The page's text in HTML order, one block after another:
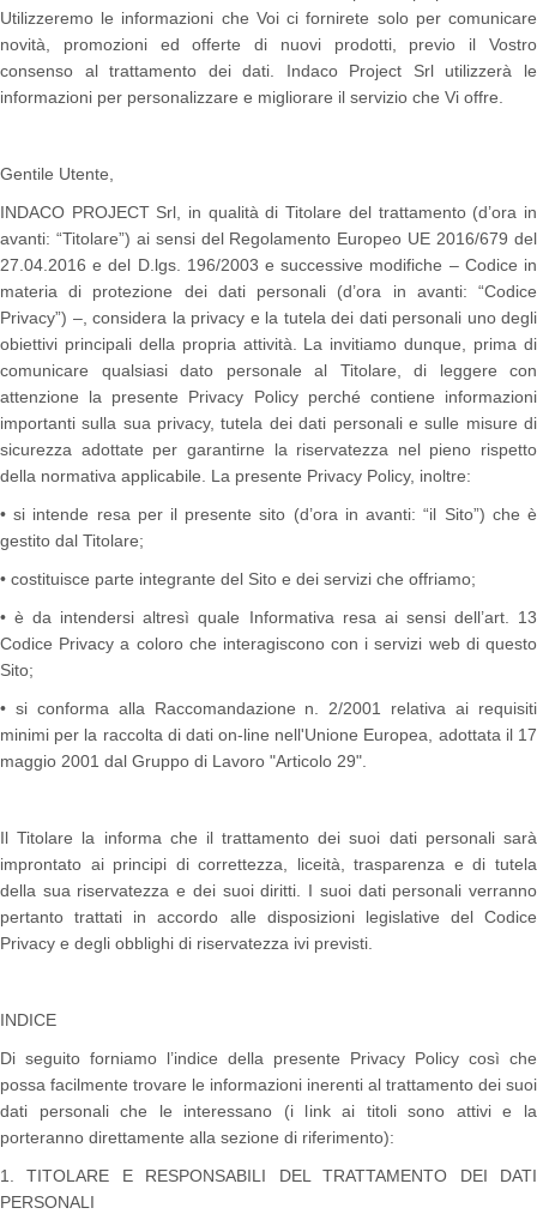
Utilizzeremo le informazioni che Voi ci fornirete solo per comunicare
novità, promozioni ed offerte di nuovi prodotti, previo il Vostro
consenso al trattamento dei dati. Indaco Project Srl utilizzerà le
informazioni per personalizzare e migliorare il servizio che Vi offre.
Gentile Utente,
INDACO PROJECT Srl, in qualità di Titolare del trattamento (d’ora in
avanti: “Titolare”) ai sensi del Regolamento Europeo UE 2016/679 del
27.04.2016 e del D.lgs. 196/2003 e successive modifiche – Codice in
materia di protezione dei dati personali (d’ora in avanti: “Codice
Privacy”) –, considera la privacy e la tutela dei dati personali uno degli
obiettivi principali della propria attività. La invitiamo dunque, prima di
comunicare qualsiasi dato personale al Titolare, di leggere con
attenzione la presente Privacy Policy perché contiene informazioni
importanti sulla sua privacy, tutela dei dati personali e sulle misure di
sicurezza adottate per garantirne la riservatezza nel pieno rispetto
della normativa applicabile. La presente Privacy Policy, inoltre:
• si intende resa per il presente sito (d’ora in avanti: “il Sito”) che è
gestito dal Titolare;
• costituisce parte integrante del Sito e dei servizi che offriamo;
• è da intendersi altresì quale Informativa resa ai sensi dell’art. 13
Codice Privacy a coloro che interagiscono con i servizi web di questo
Sito;
• si conforma alla Raccomandazione n. 2/2001 relativa ai requisiti
minimi per la raccolta di dati on-line nell'Unione Europea, adottata il 17
maggio 2001 dal Gruppo di Lavoro "Articolo 29".
Il Titolare la informa che il trattamento dei suoi dati personali sarà
improntato ai principi di correttezza, liceità, trasparenza e di tutela
della sua riservatezza e dei suoi diritti. I suoi dati personali verranno
pertanto trattati in accordo alle disposizioni legislative del Codice
Privacy e degli obblighi di riservatezza ivi previsti.
INDICE
Di seguito forniamo l’indice della presente Privacy Policy così che
possa facilmente trovare le informazioni inerenti al trattamento dei suoi
dati personali che le interessano (i link ai titoli sono attivi e la
porteranno direttamente alla sezione di riferimento):
1. TITOLARE E RESPONSABILI DEL TRATTAMENTO DEI DATI
PERSONALI